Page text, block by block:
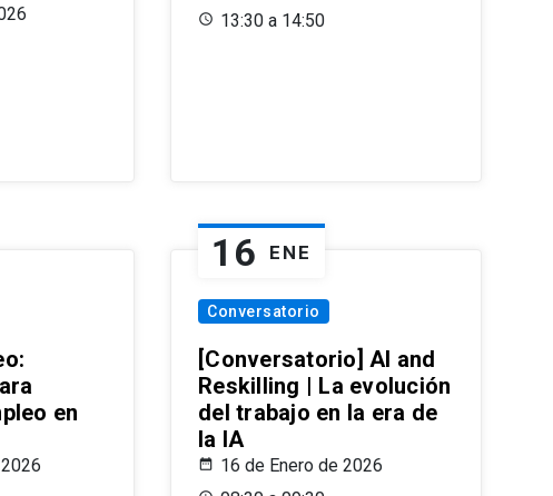
13:30 a 14:50
en
16 ENE
Conversatorio
[Conversatorio] AI and
Reskilling | La evolución
del trabajo en la era de
la IA
16 de Enero de 2026